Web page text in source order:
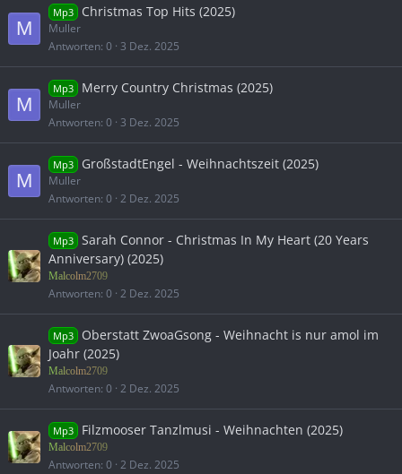
M
Mp3 Christmas Top Hits (2025)
Muller
Antworten 0 3 Dez. 2025
M
Mp3 Merry Country Christmas (2025)
Muller
Antworten 0 3 Dez. 2025
M
Mp3 GroßstadtEngel - Weihnachtszeit (2025)
Muller
Antworten 0 2 Dez. 2025
Mp3
Sarah Connor - Christmas In My Heart (20 Years
Anniversary) (2025)
Malcolm2709
Antworten 0 2 Dez. 2025
Mp3
Oberstatt ZwoaGsong - Weihnacht is nur amol im
Joahr (2025)
Malcolm2709
Antworten 0 2 Dez. 2025
Mp3 Filzmooser Tanzlmusi - Weihnachten (2025)
Malcolm2709
Antworten 0 2 Dez. 2025